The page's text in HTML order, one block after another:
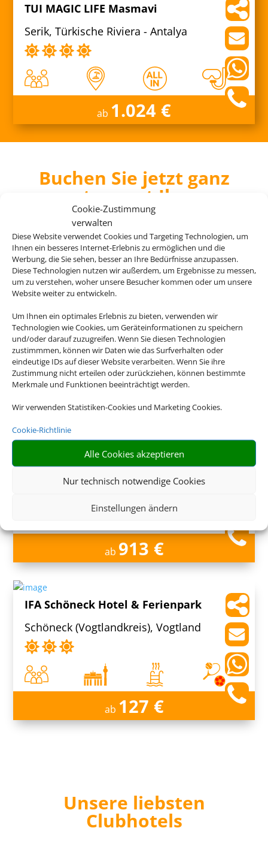
Cookie-Zustimmung
verwalten
Diese Website verwendet Cookies und Targeting Technologien, um
Ihnen ein besseres Internet-Erlebnis zu ermöglichen und die
Werbung, die Sie sehen, besser an Ihre Bedürfnisse anzupassen.
Diese Technologien nutzen wir außerdem, um Ergebnisse zu messen,
um zu verstehen, woher unsere Besucher kommen oder um unsere
Website weiter zu entwickeln.
Um Ihnen ein optimales Erlebnis zu bieten, verwenden wir
Technologien wie Cookies, um Geräteinformationen zu speichern
und/oder darauf zuzugreifen. Wenn Sie diesen Technologien
zustimmmen, können wir Daten wie das Surfverhalten oder
eindeutige IDs auf dieser Website verarbeiten. Wenn Sie ihre
Zustimmung nicht erteilen oder zurückziehen, können bestimmte
Merkmale und Funktionen beeinträchtigt werden.
Wir verwenden Statistiken-Cookies und Marketing Cookies.
Cookie-Richtlinie
Alle Cookies akzeptieren
Nur technisch notwendige Cookies
Einstellungen ändern
TUI MAGIC LIFE Masmavi
Serik, Türkische Riviera - Antalya
ab 1.024 €
Buchen Sie jetzt ganz
entspannt Ihren
Cluburlaub
Four Seasons Resort Sharm El Sheikh
Sharm el-Sheikh, Sharm el Sheikh
1.494 €
Iberostar Selection Andalucia Playa
Chiclana de la Frontera, Spanisches Inland
ab 913 €
IFA Schöneck Hotel & Ferienpark
Schöneck (Vogtlandkreis), Vogtland
ab 127 €
Unsere liebsten
Clubhotels